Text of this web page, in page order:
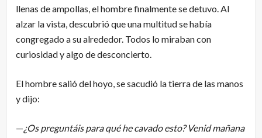
llenas de ampollas, el hombre finalmente se detuvo. Al
alzar la vista, descubrió que una multitud se había
congregado a su alrededor. Todos lo miraban con
curiosidad y algo de desconcierto.
El hombre salió del hoyo, se sacudió la tierra de las manos
y dijo:
—¿Os preguntáis para qué he cavado esto? Venid mañana